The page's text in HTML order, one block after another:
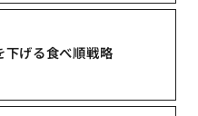
下げる食べ順戦略